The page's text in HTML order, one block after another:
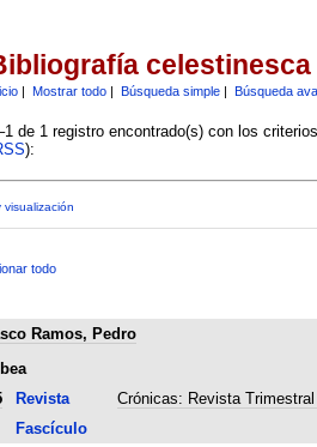
celestinesca
| Mostrar todo| Búsqueda simple| Búsqueda
de 1 registro encontrado(s) con los
):
todo
Ramos, Pedro
Revista
Crónicas: Revista
Fascículo